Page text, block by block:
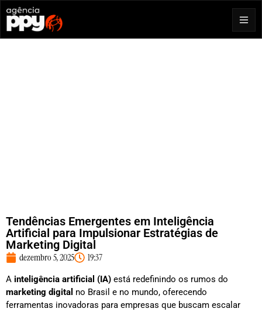
Tendências Emergentes em Inteligência
Artificial para Impulsionar Estratégias de
Marketing Digital
dezembro 5, 2025 19:37
A inteligência artificial (IA) está redefinindo os rumos do
marketing digital no Brasil e no mundo, oferecendo
ferramentas inovadoras para empresas que buscam escalar